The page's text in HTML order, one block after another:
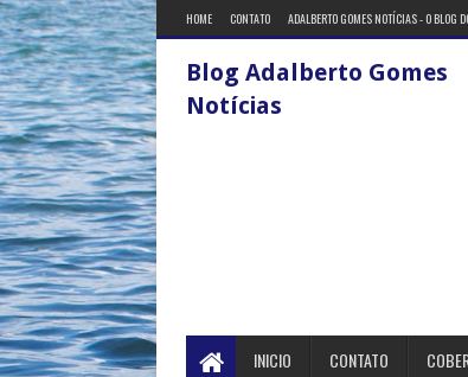
HOME CONTATO ADALBERTO GOMES NOTÍCIAS - O BLOG
Blog Adalberto Gomes
Notícias
INICIO CONTATO